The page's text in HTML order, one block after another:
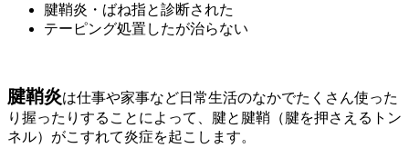
腱鞘炎・ばね指と診断された
テーピング処置したが治らない
腱鞘炎は仕事や家事など日常生活のなかでたくさん使った
り握ったりすることによって、腱と腱鞘（腱を押さえるトン
ネル）がこすれて炎症を起こします。